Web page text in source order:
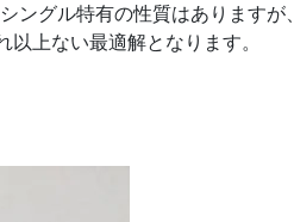
グル特有の性質はありますが、
上ない最適解となります。